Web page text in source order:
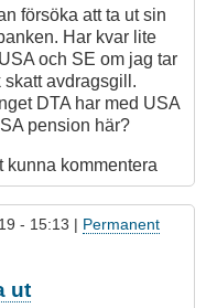
försöka att ta ut sin
Har kvar lite
och SE om jag tar
skatt avdragsgill.
DTA har med USA
pension här?
kunna kommentera
- 15:13 | Permanent
ut